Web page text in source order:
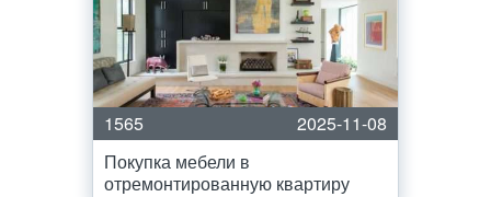
1565
2025-11-08
Покупка мебели в
отремонтированную квартиру